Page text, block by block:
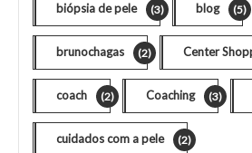
biópsia de pele (3) blog (5)
brunochagas (2) Center
coach (2) Coaching (3)
cuidados com a pele (2)